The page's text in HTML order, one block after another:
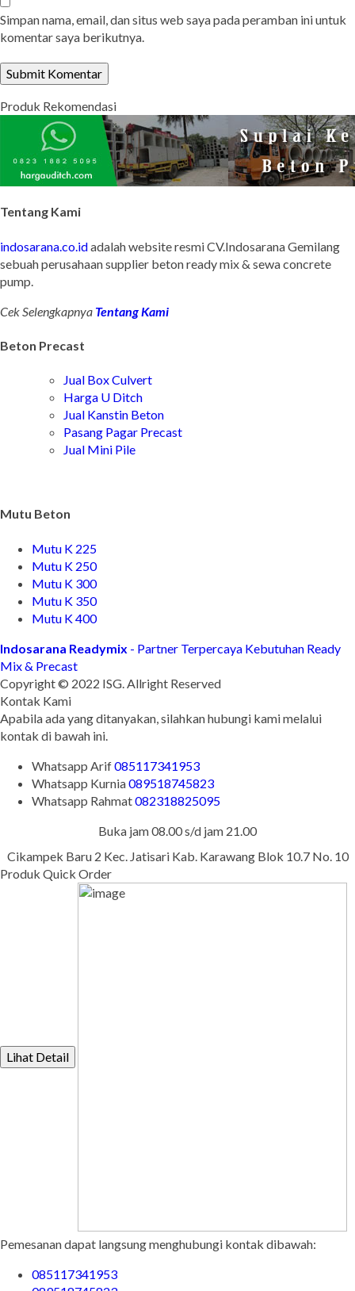
Simpan nama, email, dan situs web saya pada peramban ini untuk
komentar saya berikutnya.
Produk Rekomendasi
Tentang Kami
indosarana.co.idadalah website resmi CV.Indosarana Gemilang
sebuah perusahaan supplier beton ready mix & sewa concrete
pump.
Cek Selengkapnya Tentang Kami
Beton Precast
Jual Box Culvert
Harga U Ditch
Jual Kanstin Beton
Pasang Pagar Precast
Jual Mini Pile
Mutu Beton
Mutu K 225
Mutu K 250
Mutu K 300
Mutu K 350
Mutu K 400
Indosarana Readymix - Partner Terpercaya Kebutuhan Ready
Mix & Precast
Copyright © 2022 ISG. Allright Reserved
Kontak Kami
Apabila ada yang ditanyakan, silahkan hubungi kami melalui
kontak di bawah ini.
Whatsapp Arif085117341953
Whatsapp Kurnia089518745823
Whatsapp Rahmat082318825095
Buka jam 08.00 s/d jam 21.00
Cikampek Baru 2 Kec. Jatisari Kab. Karawang Blok 10.7 No. 10
Produk Quick Order
Lihat Detail
Pemesanan dapat langsung menghubungi kontak dibawah:
085117341953